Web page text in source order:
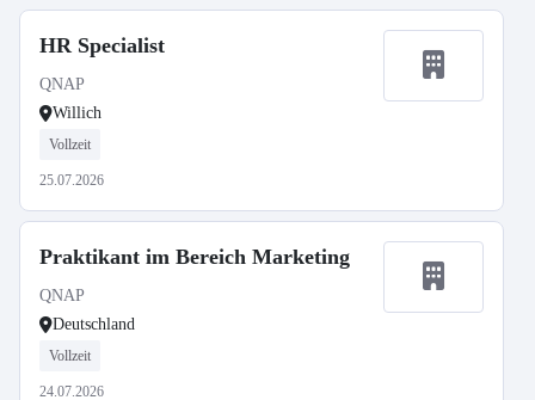
HR Specialist
QNAP
Willich
Vollzeit
25.07.2026
Praktikant im Bereich Marketing
QNAP
Deutschland
Vollzeit
24.07.2026